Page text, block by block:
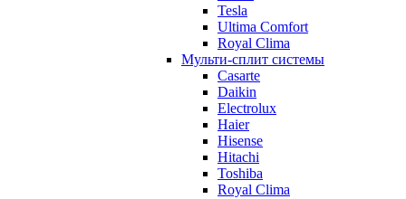
Tesla
Ultima Comfort
Royal Clima
Мульти-сплит системы
Casarte
Daikin
Electrolux
Haier
Hisense
Hitachi
Toshiba
Royal Clima